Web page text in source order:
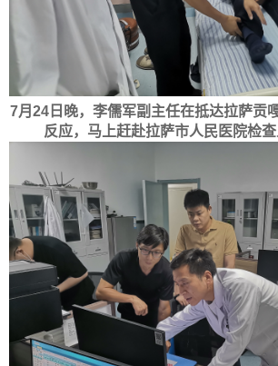
7月24日晚，李儒军副主任在抵达拉萨贡
反应，马上赶赴拉萨市人民医院检